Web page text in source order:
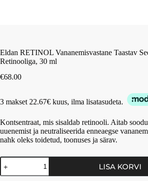
Eldan RETINOL Vananemisvastane Taastav
Retinooliga, 30 ml
€68.00
3 makset 22.67€ kuus, ilma lisatasudeta.
Kontsentraat, mis sisaldab retinooli. Aitab
uuenemist ja neutraliseerida enneaegse
nahk oleks toidetud, toonuses ja särav.
LISA KORVI